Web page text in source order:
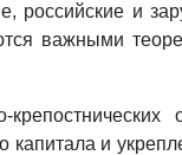
российские и
важными
и